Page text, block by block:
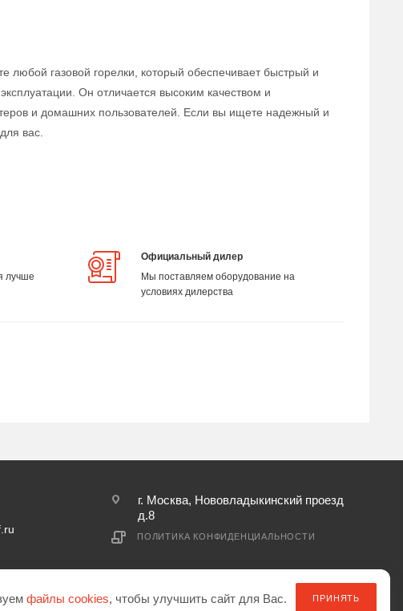
любой газовой горелки, который обеспечивает быстрый и
Он отличается высоким качеством и
и домашних пользователей. Если вы ищете надежный и
вас.
лучше
Официальный дилер
Мы поставляем оборудование на
условиях дилерства
г. Москва, Нововладыкинский проезд
д.8
ПОЛИТИКА КОНФИДЕНЦИАЛЬНОСТИ
файлы cookies, чтобы улучшить сайт для Вас. ПРИНЯТЬ